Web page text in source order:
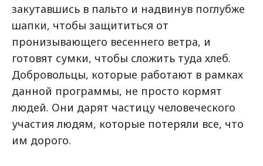
закутавшись в пальто и надвинув поглубже
шапки, чтобы защититься от
пронизывающего весеннего ветра, и
готовят сумки, чтобы сложить туда хлеб.
Добровольцы, которые работают в рамках
данной программы, не просто кормят
людей. Они дарят частицу человеческого
участия людям, которые потеряли все, что
им дорого.